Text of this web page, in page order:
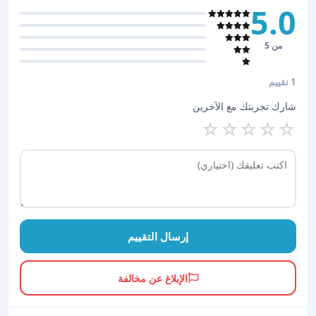
5.0
من 5
1 تقييم
شارك تجربتك مع الآخرين
☆
☆
☆
☆
☆
إرسال التقييم
الإبلاغ عن مخالفة